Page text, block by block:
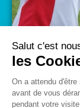
Le tir à
En savoir plus »